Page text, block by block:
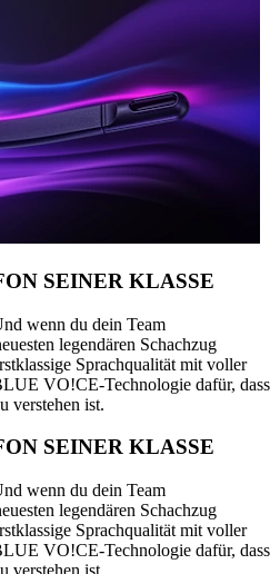
SEINER KLASSE
wenn du dein Team
legendären Schachzug
Sprachqualität mit voller
VO!CE-Technologie dafür, dass
verstehen ist.
SEINER KLASSE
wenn du dein Team
legendären Schachzug
Sprachqualität mit voller
VO!CE-Technologie dafür, dass